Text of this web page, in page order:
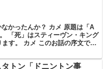
なかったんか？ カメ 原題は「A
「死」はスティーヴン・キング
す。 カメ このお話の序文で
トン「ドニントン事